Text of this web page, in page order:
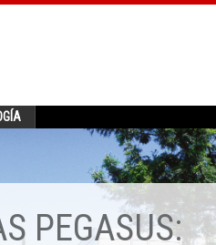
PEGASUS: